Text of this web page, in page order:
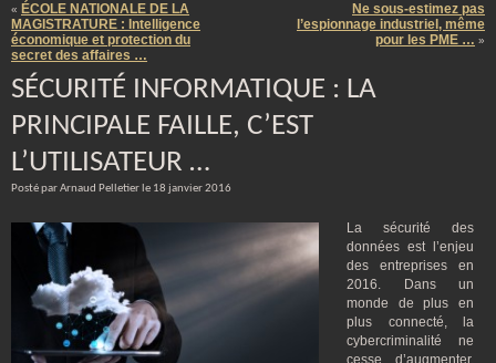
« ÉCOLE NATIONALE DE LA
MAGISTRATURE : Intelligence
économique et protection du
secret des affaires …
Ne sous-estimez pas
l’espionnage industriel, même
pour les PME … »
SÉCURITÉ INFORMATIQUE : LA
PRINCIPALE FAILLE, C’EST
L’UTILISATEUR …
Posté par Arnaud Pelletier le 18 janvier 2016
La sécurité des
données est l’enjeu
des entreprises en
2016. Dans un
monde de plus en
plus connecté, la
cybercriminalité ne
cesse d’augmenter.